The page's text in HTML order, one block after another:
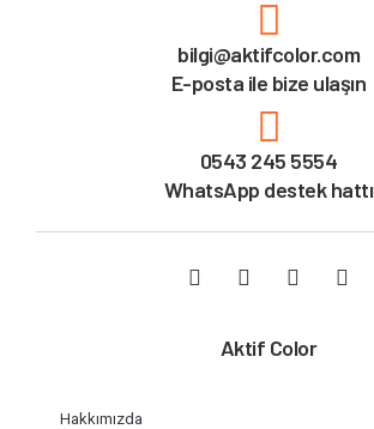
bilgi@aktifcolor.com
E-posta ile bize ulaşın
0543 245 5554
WhatsApp destek hattı
Aktif Color
Hakkımızda